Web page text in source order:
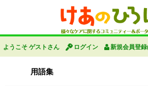
ようこそ ゲストさん ログイン 新規会員登
用語集